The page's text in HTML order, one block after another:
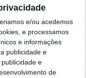
e/ou acedemos
e processamos
e informações
publicidade e
e
de
aparece um outro
contêm não há qualquer